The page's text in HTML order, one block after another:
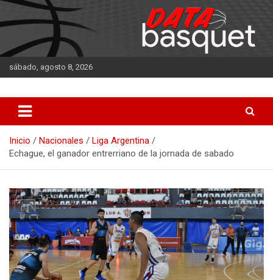
Saltar
al
contenido
sábado, agosto 8, 2026
DATA Basquet
Inicio Nacionales
Liga Argentina
Echague, el ganador entrerriano de la jornada de sabado